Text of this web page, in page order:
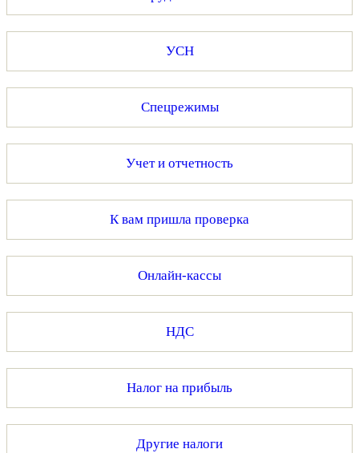
УСН
Спецрежимы
Учет и отчетность
К вам пришла проверка
Онлайн-кассы
НДС
Налог на прибыль
Другие налоги